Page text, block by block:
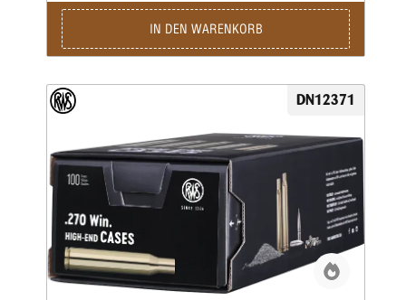
zuverlässige Laborierungen. Die gleichmäßige
Hülsengeometrie sorgt für eine sichere Zündung und
konstante Gasdrücke, was sich positiv auf Präzision und
Wiederholgenauigkeit auswirkt. Gleichzeitig ermöglicht das
mehrfache Nutzung beim Wiederladen. Die sorgfältige
Verarbeitung erleichtert das Kalibrieren, Laden und
Dadurch eignen sich diese Hülsen besonders für
anspruchsvolle Wiederlader, die Wert auf gleichbleibende
Qualität und zuverlässige Ergebnisse legen. Mit RWS
Hülsen .243 Win entscheiden Sie sich für hochwertige
Wiederladekomponenten, die eine solide Basis für präzise
Munition im bewährten Kaliber .243 Winchester bieten.
IN DEN WARENKORB
DN12371